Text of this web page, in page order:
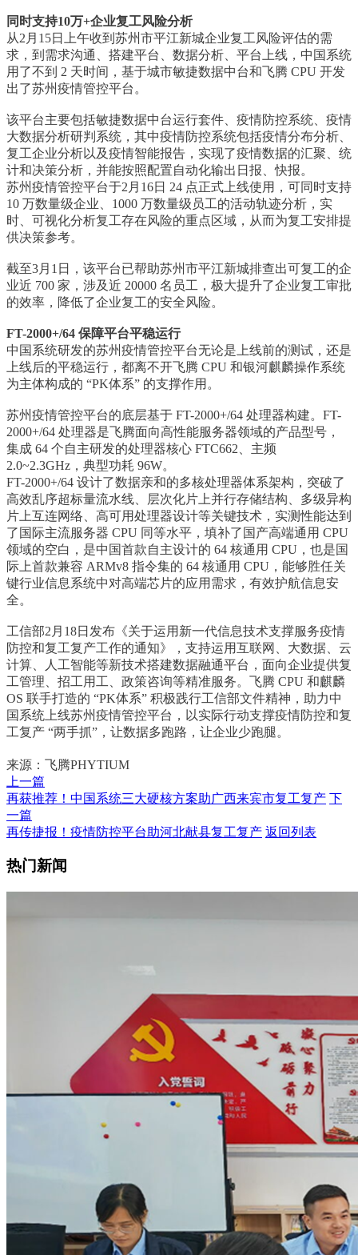
同时支持10万+企业复工风险分析
从2月15日上午收到苏州市平江新城企业复工风险评估的需
求，到需求沟通、搭建平台、数据分析、平台上线，中国系统
用了不到 2 天时间，基于城市敏捷数据中台和飞腾 CPU 开发
出了苏州疫情管控平台。
该平台主要包括敏捷数据中台运行套件、疫情防控系统、疫情
大数据分析研判系统，其中疫情防控系统包括疫情分布分析、
复工企业分析以及疫情智能报告，实现了疫情数据的汇聚、统
计和决策分析，并能按照配置自动化输出日报、快报。
苏州疫情管控平台于2月16日 24 点正式上线使用，可同时支持
10 万数量级企业、1000 万数量级员工的活动轨迹分析，实
时、可视化分析复工存在风险的重点区域，从而为复工安排提
供决策参考。
截至3月1日，该平台已帮助苏州市平江新城排查出可复工的企
业近 700 家，涉及近 20000 名员工，极大提升了企业复工审批
的效率，降低了企业复工的安全风险。
FT-2000+/64 保障平台平稳运行
中国系统研发的苏州疫情管控平台无论是上线前的测试，还是
上线后的平稳运行，都离不开飞腾 CPU 和银河麒麟操作系统
为主体构成的 “PK体系” 的支撑作用。
苏州疫情管控平台的底层基于 FT-2000+/64 处理器构建。FT-
2000+/64 处理器是飞腾面向高性能服务器领域的产品型号，
集成 64 个自主研发的处理器核心 FTC662、主频
2.0~2.3GHz，典型功耗 96W。
FT-2000+/64 设计了数据亲和的多核处理器体系架构，突破了
高效乱序超标量流水线、层次化片上并行存储结构、多级异构
片上互连网络、高可用处理器设计等关键技术，实测性能达到
了国际主流服务器 CPU 同等水平，填补了国产高端通用 CPU
领域的空白，是中国首款自主设计的 64 核通用 CPU，也是国
际上首款兼容 ARMv8 指令集的 64 核通用 CPU，能够胜任关
键行业信息系统中对高端芯片的应用需求，有效护航信息安
全。
工信部2月18日发布《关于运用新一代信息技术支撑服务疫情
防控和复工复产工作的通知》，支持运用互联网、大数据、云
计算、人工智能等新技术搭建数据融通平台，面向企业提供复
工管理、招工用工、政策咨询等精准服务。飞腾 CPU 和麒麟
OS 联手打造的 “PK体系” 积极践行工信部文件精神，助力中
国系统上线苏州疫情管控平台，以实际行动支撑疫情防控和复
工复产 “两手抓”，让数据多跑路，让企业少跑腿。
来源：飞腾PHYTIUM
上一篇
再获推荐！中国系统三大硬核方案助广西来宾市复工复产 下
一篇
再传捷报！疫情防控平台助河北献县复工复产 返回列表
热门新闻